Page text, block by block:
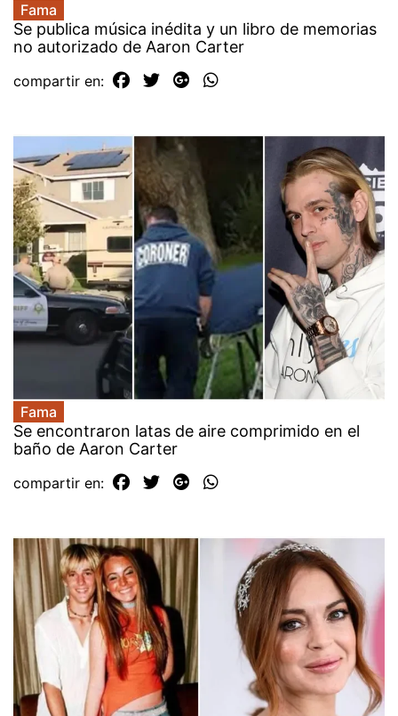
Fama
Se publica música inédita y un libro de memorias
no autorizado de Aaron Carter
compartir en:
Fama
Se encontraron latas de aire comprimido en el
baño de Aaron Carter
compartir en: